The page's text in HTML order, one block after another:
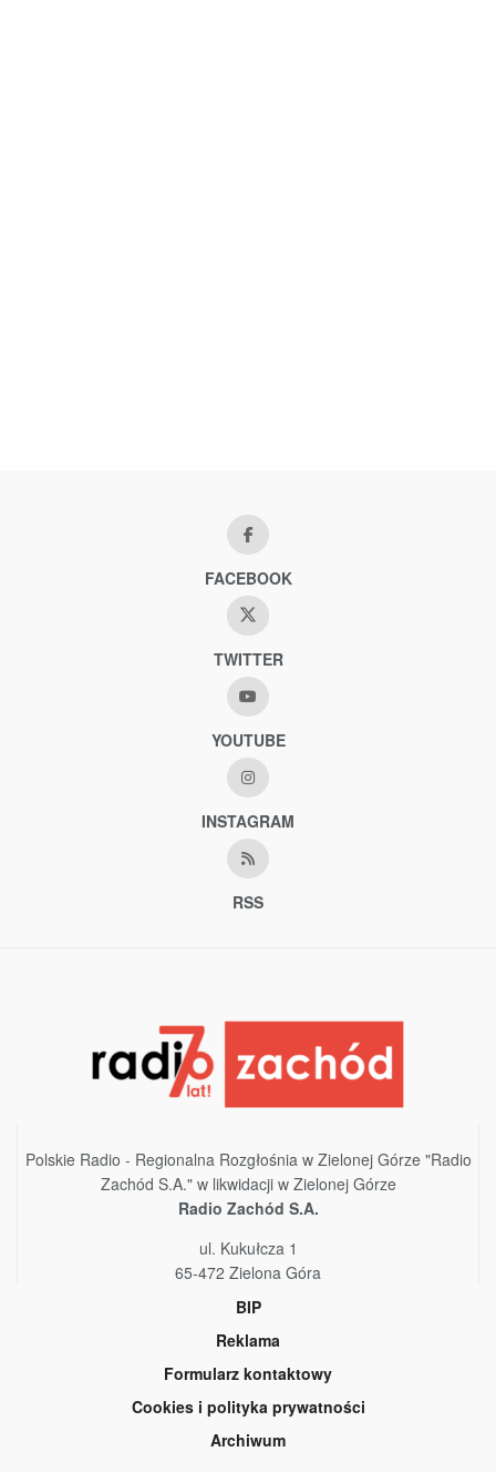
FACEBOOK
TWITTER
YOUTUBE
INSTAGRAM
RSS
Polskie Radio - Regionalna Rozgłośnia w Zielonej Górze "Radio
Zachód S.A." w likwidacji w Zielonej Górze
Radio Zachód S.A.
ul. Kukułcza 1
65-472 Zielona Góra
BIP
Reklama
Formularz kontaktowy
Cookies i polityka prywatności
Archiwum